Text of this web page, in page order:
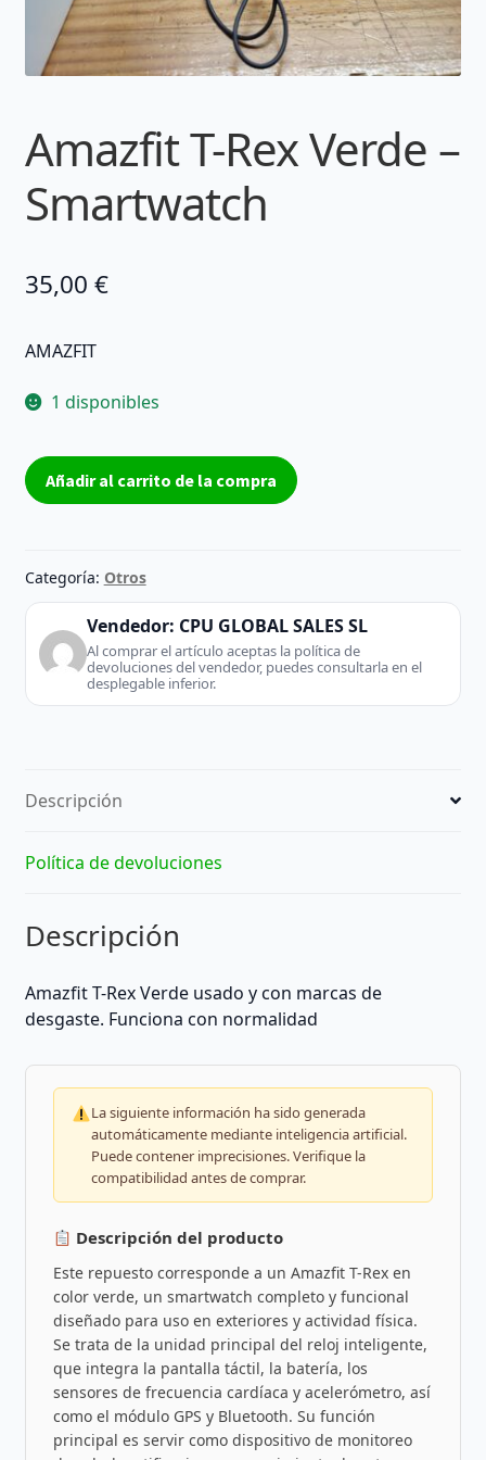
Amazfit T-Rex Verde –
Smartwatch
35,00 €
AMAZFIT
1 disponibles
Amazfit
T-
-
Smartwatch
cantidad
Añadir al carrito de la compra
Categoría: Otros
Vendedor: CPU GLOBAL SALES SL
Al comprar el artículo aceptas la política de
devoluciones del vendedor, puedes consultarla en el
desplegable inferior.
Descripción
Política de devoluciones
Descripción
Amazfit T-Rex Verde usado y con marcas de
desgaste. Funciona con normalidad
La siguiente información ha sido generada
automáticamente mediante inteligencia artificial.
Puede contener imprecisiones. Verifique la
compatibilidad antes de comprar.
Descripción del producto
Este repuesto corresponde a un Amazfit T-Rex en
color verde, un smartwatch completo y funcional
diseñado para uso en exteriores y actividad física.
Se trata de la unidad principal del reloj inteligente,
que integra la pantalla táctil, la batería, los
sensores de frecuencia cardíaca y acelerómetro, así
como el módulo GPS y Bluetooth. Su función
principal es servir como dispositivo de monitoreo